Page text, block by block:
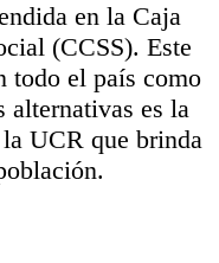
en la Caja
(CCSS). Este
todo el país como
alternativas es la
UCR que brinda